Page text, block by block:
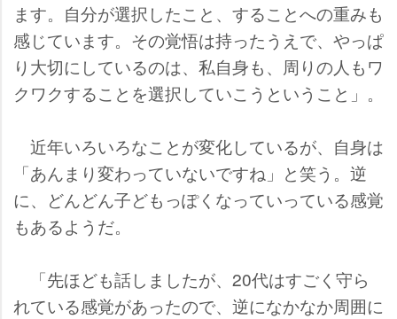
ます。自分が選択したこと、することへの重みも
感じています。その覚悟は持ったうえで、やっぱ
り大切にしているのは、私自身も、周りの人もワ
クワクすることを選択していこうということ」。
近年いろいろなことが変化しているが、自身は
「あんまり変わっていないですね」と笑う。逆
に、どんどん子どもっぽくなっていっている感覚
もあるようだ。
「先ほども話しましたが、20代はすごく守ら
れている感覚があったので、逆になかなか周囲に